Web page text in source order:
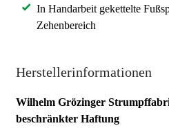
In Handarbeit gekettelte
Zehenbereich
Herstellerinformationen
Wilhelm Grözinger
beschränkter Haftung